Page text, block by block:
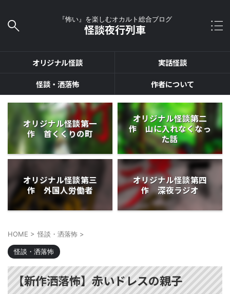
『怖い』を楽しむオカルト総合ブログ
怪談夜行列車
オリジナル怪談
実話怪談
怪談・洒落怖
作者について
オリジナル怪談第一
作 首くくりの町
オリジナル怪談第二
作 山に入れなくなっ
た話
オリジナル怪談第三
作 外国人労働者
オリジナル怪談第四
作 深夜ラジオ
HOME > 怪談・洒落怖 >
怪談・洒落怖
【新作洒落怖】赤いドレスの親子